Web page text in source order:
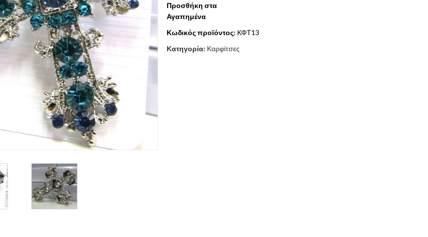
Προσθήκη στα
Αγαπημένα
Κωδικός προϊόντος: ΚΦΤ13
Κατηγορία: Καρφίτσες